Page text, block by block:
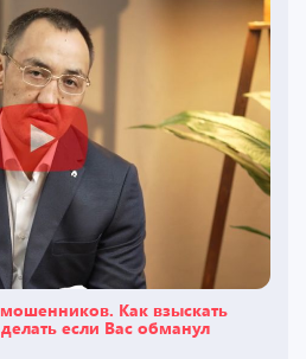
Как взыскать
если Вас обманул